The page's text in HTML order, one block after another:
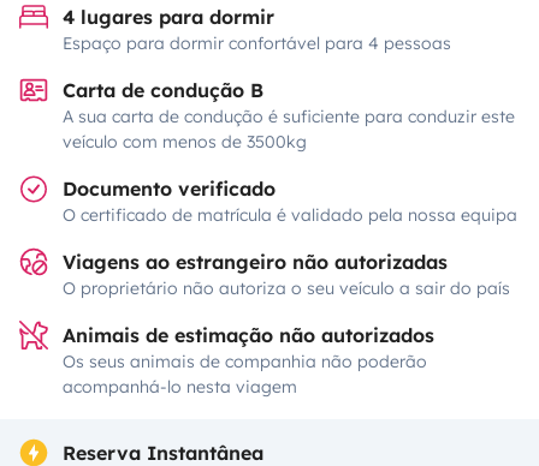
4 lugares para dormir
Espaço para dormir confortável para 4 pessoas
Carta de condução B
A sua carta de condução é suficiente para conduzir este
veículo com menos de 3500kg
Documento verificado
O certificado de matrícula é validado pela nossa equipa
Viagens ao estrangeiro não autorizadas
O proprietário não autoriza o seu veículo a sair do país
Animais de estimação não autorizados
Os seus animais de companhia não poderão
acompanhá-lo nesta viagem
Reserva Instantânea